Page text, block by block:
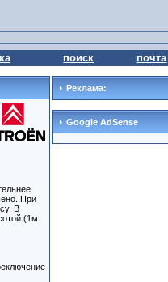
поиск почта
При
В
(1м
Реклама:
Google AdSense